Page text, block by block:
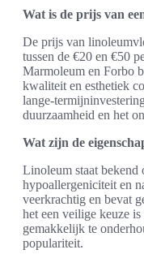
Wat is de prijs van
De prijs van
tussen de €20 en €50
Marmoleum en Forbo
kwaliteit en esthetiek
lange-
duurzaamheid en het
Wat zijn de
Linoleum staat bekend
hypoallergeniciteit en
veerkrachtig en bevat
het een veilige keuze
gemakkelijk te
populariteit.